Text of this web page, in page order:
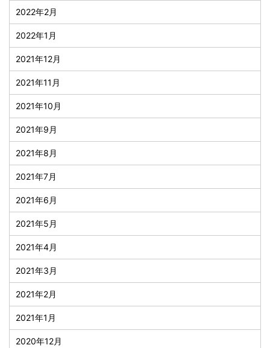
2022年2月
2022年1月
2021年12月
2021年11月
2021年10月
2021年9月
2021年8月
2021年7月
2021年6月
2021年5月
2021年4月
2021年3月
2021年2月
2021年1月
2020年12月